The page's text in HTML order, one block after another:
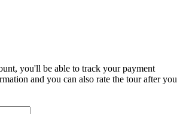
you'll be able to track your payment
and you can also rate the tour after you